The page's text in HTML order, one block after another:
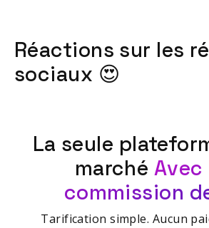
Réactions sur les
sociaux 😍
La seule
marché Avec
commission
Tarification simple. Aucun